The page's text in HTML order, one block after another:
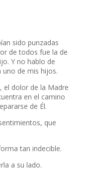
sido punzadas
de todos fue la de
Y no hablo de
de mis hijos.
el dolor de la Madre
en el camino
de Él.
que
tan indecible.
a su lado.